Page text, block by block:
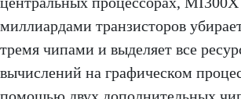
миллиардами транзисторов
тремя чипами и выделяет все
вычислений на графическом